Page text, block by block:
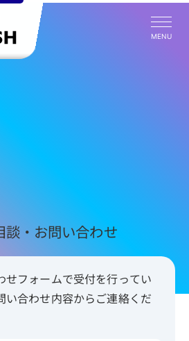
MENU
談・お問い合わせ
せフォームで受付を行ってい
い合わせ内容からご連絡くだ